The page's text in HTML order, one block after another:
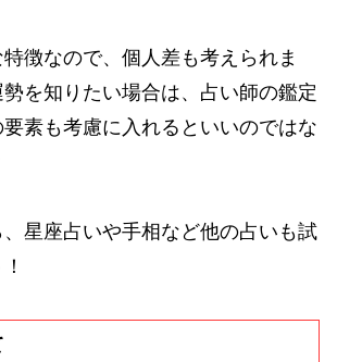
徴なので、個人差も考えられま
を知りたい場合は、占い師の鑑定
素も考慮に入れるといいのではな
星座占いや手相など他の占いも試